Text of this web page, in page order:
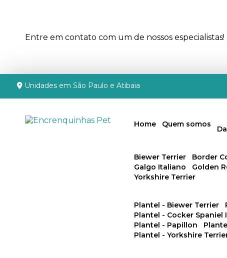
Entre em contato com um de nossos especialistas!
Unidades em São Paulo e Atibaia
Home Quem somos
Plantel - Biewer Terrier
Plantel - Cocker Spaniel
Plantel - Papillon
Plantel - Yorkshire
Biewer Terrier
Border
Galgo Italiano
Golden
Yorkshire Terrier